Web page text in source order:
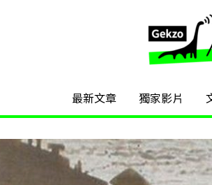
最新文章 獨家影片